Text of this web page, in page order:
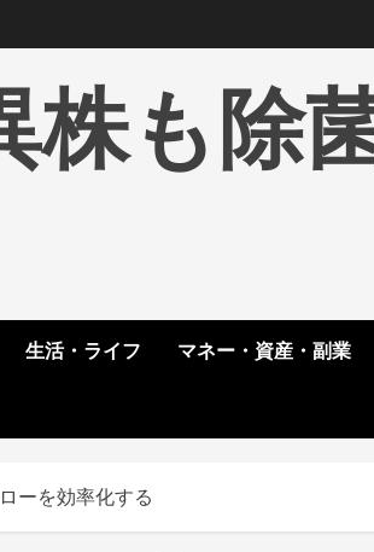
株も除
生活・ライフ マネー・資産・副業
ーを効率化する